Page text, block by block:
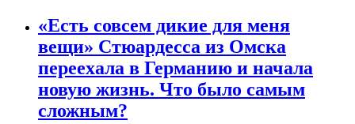
«Есть совсем дикие для меня
вещи» Стюардесса из Омска
переехала в Германию и начала
новую жизнь. Что было самым
сложным?